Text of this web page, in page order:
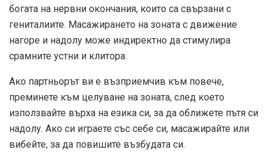
богата на нервни окончания, които са свързани с
гениталиите. Масажирането на зоната с движение
нагоре и надолу може индиректно да стимулира
срамните устни и клитора.
Ако партньорът ви е възприемчив към повече,
преминете към целуване на зоната, след което
използвайте върха на езика си, за да оближете пътя си
надолу. Ако си играете със себе си, масажирайте или
вибейте, за да повишите възбудата си.